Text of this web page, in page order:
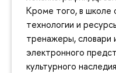
Кроме того, в школе
технологии и
тренажеры, словари
электронного
культурного